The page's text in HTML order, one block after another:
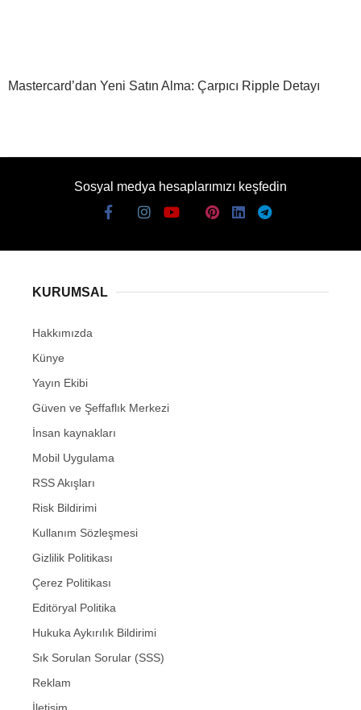
Mastercard’dan Yeni Satın Alma: Çarpıcı Ripple Detayı
Sosyal medya hesaplarımızı keşfedin
KURUMSAL
Hakkımızda
Künye
Yayın Ekibi
Güven ve Şeffaflık Merkezi
İnsan kaynakları
Mobil Uygulama
RSS Akışları
Risk Bildirimi
Kullanım Sözleşmesi
Gizlilik Politikası
Çerez Politikası
Editöryal Politika
Hukuka Aykırılık Bildirimi
Sık Sorulan Sorular (SSS)
Reklam
İletişim